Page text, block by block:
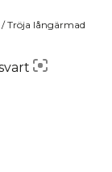
/Tröja långärmad